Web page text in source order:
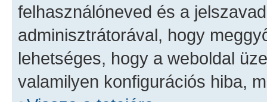
felhasználóneved és a
adminisztrátorával, hogy
lehetséges, hogy a weboldal
valamilyen konfigurációs hiba,